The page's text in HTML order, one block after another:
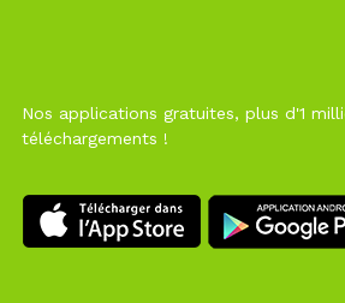
Nos applications gratuites, plus d'1
téléchargements !